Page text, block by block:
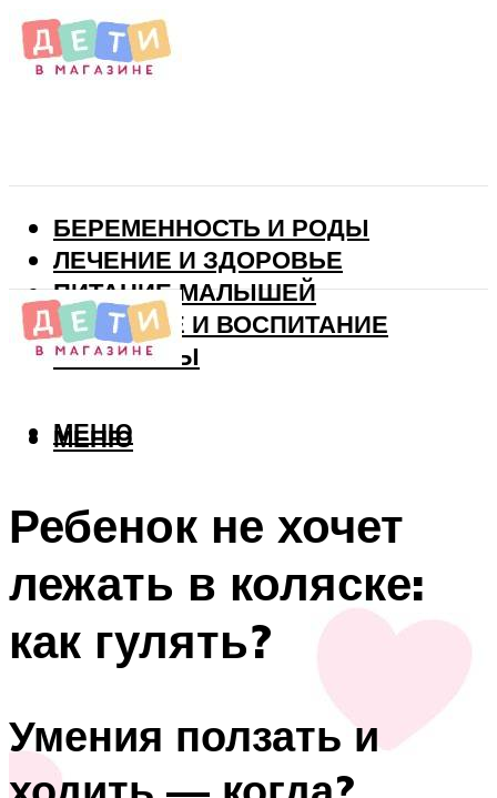
БЕРЕМЕННОСТЬ И РОДЫ
ЛЕЧЕНИЕ И ЗДОРОВЬЕ
ПИТАНИЕ МАЛЫШЕЙ
РАЗВИТИЕ И ВОСПИТАНИЕ
ВИТАМИНЫ
МЕНЮ
МЕНЮ
Ребенок не хочет
лежать в коляске:
как гулять?
Умения ползать и